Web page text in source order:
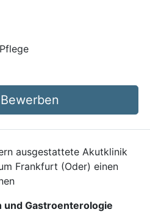
ausgestattete Akutklinik
Frankfurt (Oder) einen
und Gastroenterologie